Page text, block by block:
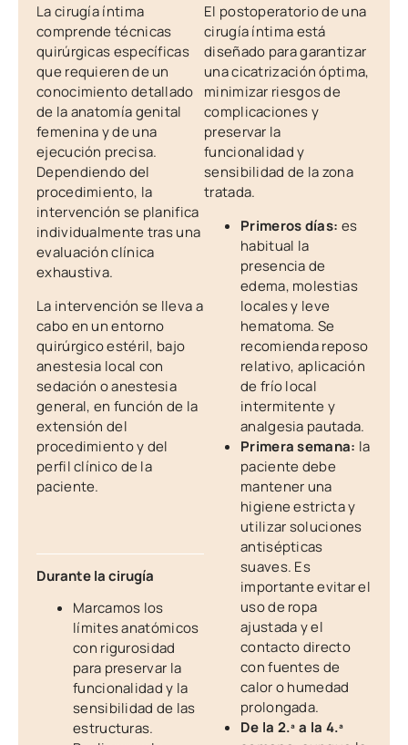
La cirugía íntima
comprende técnicas
quirúrgicas específicas
que requieren de un
conocimiento detallado
de la anatomía genital
femenina y de una
ejecución precisa.
Dependiendo del
procedimiento, la
intervención se planifica
individualmente tras una
evaluación clínica
exhaustiva.
La intervención se lleva a
cabo en un entorno
quirúrgico estéril, bajo
anestesia local con
sedación o anestesia
general, en función de la
extensión del
procedimiento y del
perfil clínico de la
paciente.
Durante la cirugía
Marcamos los
límites anatómicos
con rigurosidad
para preservar la
funcionalidad y la
sensibilidad de las
estructuras.
El postoperatorio de una
cirugía íntima está
diseñado para garantizar
una cicatrización óptima,
minimizar riesgos de
complicaciones y
preservar la
funcionalidad y
sensibilidad de la zona
tratada.
Primeros días: es
habitual la
presencia de
edema, molestias
locales y leve
hematoma. Se
recomienda reposo
relativo, aplicación
de frío local
intermitente y
analgesia pautada.
Primera semana: la
paciente debe
mantener una
higiene estricta y
utilizar soluciones
antisépticas
suaves. Es
importante evitar el
uso de ropa
ajustada y el
contacto directo
con fuentes de
calor o humedad
prolongada.
De la 2.ª a la 4.ª